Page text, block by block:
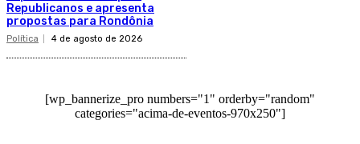
Republicanos e apresenta
propostas para Rondônia
Política 4 de agosto de 2026
[wp_bannerize_pro numbers="1" orderby="random"
categories="acima-de-eventos-970x250"]